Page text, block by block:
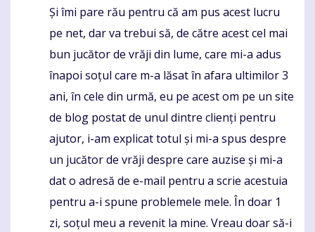
Și îmi pare rău pentru că am pus acest lucru
pe net, dar va trebui să, de către acest cel mai
bun jucător de vrăji din lume, care mi-a adus
înapoi soțul care m-a lăsat în afara ultimilor 3
ani, în cele din urmă, eu pe acest om pe un site
de blog postat de unul dintre clienți pentru
ajutor, i-am explicat totul și mi-a spus despre
un jucător de vrăji despre care auzise și mi-a
dat o adresă de e-mail pentru a scrie acestuia
pentru a-i spune problemele mele. În doar 1
zi, soțul meu a revenit la mine. Vreau doar să-i